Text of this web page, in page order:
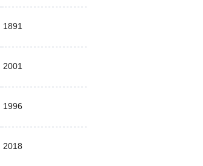
1891
2001
1996
2018